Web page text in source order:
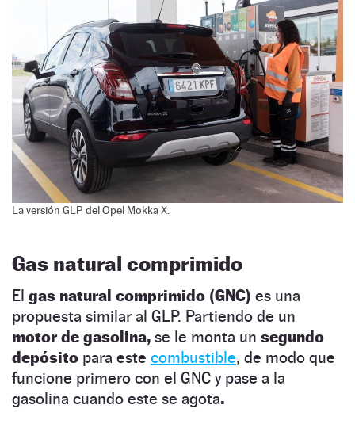
La versión GLP del Opel Mokka X.
Gas natural comprimido
El gas natural comprimido (GNC) es una
propuesta similar al GLP. Partiendo de un
motor de gasolina, se le monta un segundo
depósito para este combustible, de modo que
funcione primero con el GNC y pase a la
gasolina cuando este se agota.